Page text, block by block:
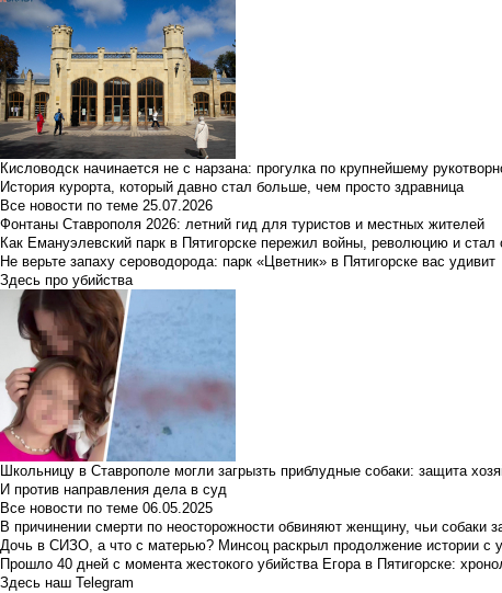
Кисловодск начинается не с нарзана: прогулка по крупнейшему
История курорта, который давно стал больше, чем просто здравница
Все новости по теме 25.07.2026
Фонтаны Ставрополя 2026: летний гид для туристов и местных жителей
Как Емануэлевский парк в Пятигорске пережил войны, революцию и
Не верьте запаху сероводорода: парк «Цветник» в Пятигорске вас удивит
Здесь про убийства
Школьницу в Ставрополе могли загрызть приблудные собаки: защита
И против направления дела в суд
Все новости по теме 06.05.2025
В причинении смерти по неосторожности обвиняют женщину, чьи собаки
Дочь в СИЗО, а что с матерью? Минсоц раскрыл продолжение истории с
Прошло 40 дней с момента жестокого убийства Егора в Пятигорске:
Здесь наш Telegram